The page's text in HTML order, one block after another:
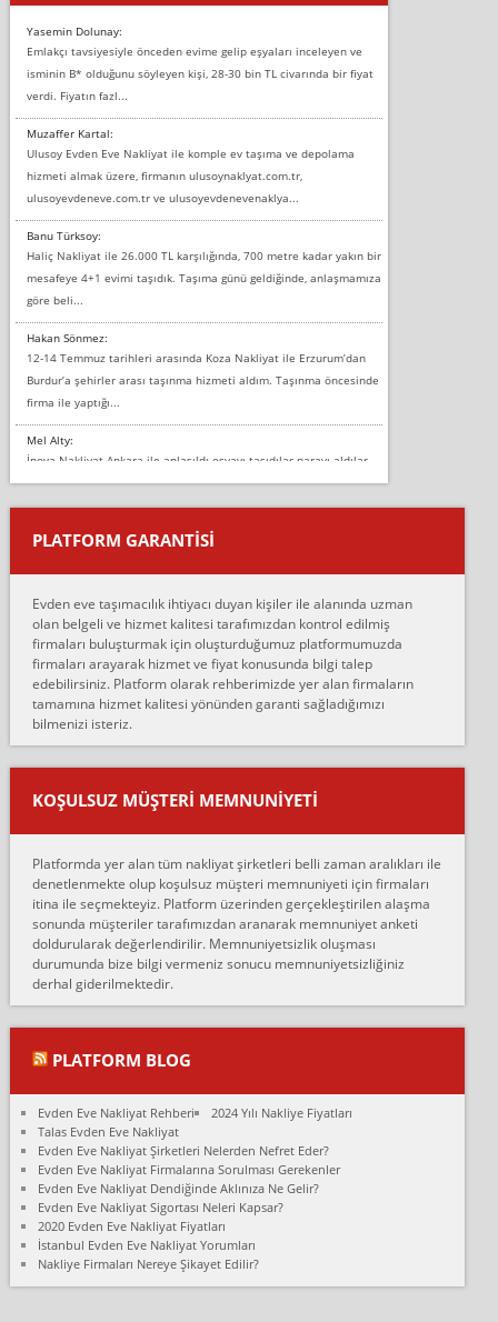
Yasemin Dolunay:
Emlakçı tavsiyesiyle önceden evime gelip eşyaları inceleyen ve
isminin B* olduğunu söyleyen kişi, 28-30 bin TL civarında bir fiyat
verdi. Fiyatın fazl...
Muzaffer Kartal:
Ulusoy Evden Eve Nakliyat ile komple ev taşıma ve depolama
hizmeti almak üzere, firmanın ulusoynaklyat.com.tr,
ulusoyevdeneve.com.tr ve ulusoyevdenevenaklya...
Banu Türksoy:
Haliç Nakliyat ile 26.000 TL karşılığında, 700 metre kadar yakın bir
mesafeye 4+1 evimi taşıdık. Taşıma günü geldiğinde, anlaşmamıza
göre beli...
Hakan Sönmez:
12-14 Temmuz tarihleri arasında Koza Nakliyat ile Erzurum’dan
Burdur’a şehirler arası taşınma hizmeti aldım. Taşınma öncesinde
firma ile yaptığı...
Mel Alty:
İnova Nakliyat Ankara ile anlaşıldı eşyayı taşıdılar parayı aldılar.
Salon duvarına bir baktım birisi boydan alüminyum renkli bantı
yapıştırm...
Murat:
çalıştıklarını, müş...
Ahmet:
Lüleburgaz güngünes evden eve naklyat eşyalarımı taşımak için
anlaştık sabah eve geldiklerinde de eşyalarımı düzgün şekilde
sarcaz demelerine r...
mehmet güldü:
Ankara ALİCANLAR NAKLİYAT Tutarsız ve ticari ahlak problemleri
var verdikleri fiyat teklifini arttırdılar. Sonrasında taşıma gününde
oldukça tutarsı...
Ankara Alicanlar naklyat tel 5465524025. 2600 TL'ye ankaradan
Konya ya Alicanlar naklyat la anlaştık bu şahıs evin taşınacağı gün
fiyatın mazoto gele...
Fatih kokmese:
Diyarbakır dan eşyamı getirtmek için anlaştım sözleşme yaptım.
Son anda fiyat artırdılar.. mecburiyetten tasittim.. bu kişiler ağrılı
Ali:
olduk. Asansörlü dediler sonra uraya asansör kurulmaz dediler
fark istediler. ortada asa...
Nimet:
Ben 2021 Ağustos ilk haftası Evimi taşıdım yani İstanbul'un bir
Mahallesi'nden bir başka Mahallesi'ne yani Ümraniye bölgesinde
oturuyorum önceleri ara...
Nimet Köse:
Merhaba ben 2021 Ağustos ilk haftası evimi Ümraniye'den Çok
PLATFORM GARANTİSİ
Evden eve taşımacılık ihtiyacı duyan kişiler ile alanında uzman
olan belgeli ve hizmet kalitesi tarafımızdan kontrol edilmiş
firmaları buluşturmak için oluşturduğumuz platformumuzda
firmaları arayarak hizmet ve fiyat konusunda bilgi talep
edebilirsiniz. Platform olarak rehberimizde yer alan firmaların
tamamına hizmet kalitesi yönünden garanti sağladığımızı
bilmenizi isteriz.
KOŞULSUZ MÜŞTERI MEMNUNIYETI
Platformda yer alan tüm nakliyat şirketleri belli zaman aralıkları ile
denetlenmekte olup koşulsuz müşteri memnuniyeti için firmaları
itina ile seçmekteyiz. Platform üzerinden gerçekleştirilen alaşma
sonunda müşteriler tarafımızdan aranarak memnuniyet anketi
doldurularak değerlendirilir. Memnuniyetsizlik oluşması
durumunda bize bilgi vermeniz sonucu memnuniyetsizliğiniz
derhal giderilmektedir.
PLATFORM BLOG
Evden Eve Nakliyat Rehberi
2024 Yılı Nakliye Fiyatları
Talas Evden Eve Nakliyat
Evden Eve Nakliyat Şirketleri Nelerden Nefret Eder?
Evden Eve Nakliyat Firmalarına Sorulması Gerekenler
Evden Eve Nakliyat Dendiğinde Aklınıza Ne Gelir?
Evden Eve Nakliyat Sigortası Neleri Kapsar?
2020 Evden Eve Nakliyat Fiyatları
İstanbul Evden Eve Nakliyat Yorumları
Nakliye Firmaları Nereye Şikayet Edilir?